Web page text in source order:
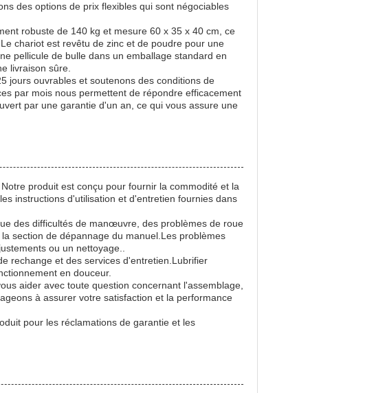
des options de prix flexibles qui sont négociables
robuste de 140 kg et mesure 60 x 35 x 40 cm, ce
chariot est revêtu de zinc et de poudre pour une
pellicule de bulle dans un emballage standard en
livraison sûre.
jours ouvrables et soutenons des conditions de
par mois nous permettent de répondre efficacement
par une garantie d'un an, ce qui vous assure une
produit est conçu pour fournir la commodité et la
instructions d'utilisation et d'entretien fournies dans
des difficultés de manœuvre, des problèmes de roue
section de dépannage du manuel.Les problèmes
ou un nettoyage..
rechange et des services d'entretien.Lubrifier
en douceur.
aider avec toute question concernant l'assemblage,
à assurer votre satisfaction et la performance
pour les réclamations de garantie et les